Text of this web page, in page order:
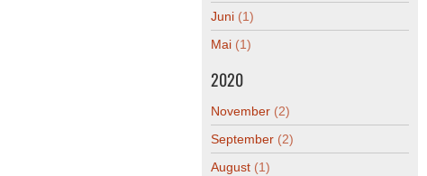
Juni (1)
Mai (1)
2020
November (2)
September (2)
August (1)